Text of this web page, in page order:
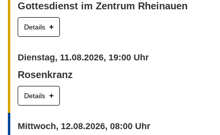
Gottesdienst im Zentrum Rheinauen
Details +
Dienstag, 11.08.2026, 19:00 Uhr
Rosenkranz
Details +
Mittwoch, 12.08.2026, 08:00 Uhr